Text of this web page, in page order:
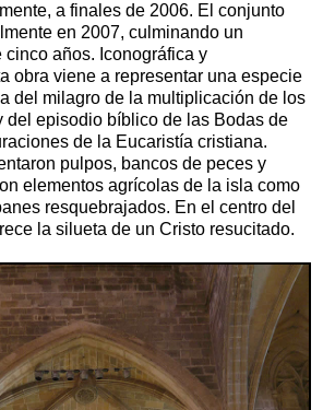
a finales de 2006. El conjunto
en 2007, culminando un
cinco años. Iconográfica y
obra viene a representar una especie
del milagro de la multiplicación de los
del episodio bíblico de las Bodas de
de la Eucaristía cristiana.
pulpos, bancos de peces y
elementos agrícolas de la isla como
resquebrajados. En el centro del
la silueta de un Cristo resucitado.